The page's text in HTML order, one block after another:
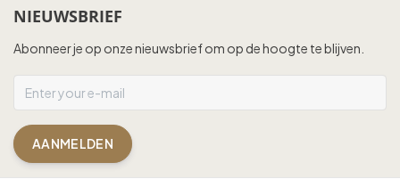
NIEUWSBRIEF
Abonneer je op onze nieuwsbrief om op de hoogte te blijven.
AANMELDEN